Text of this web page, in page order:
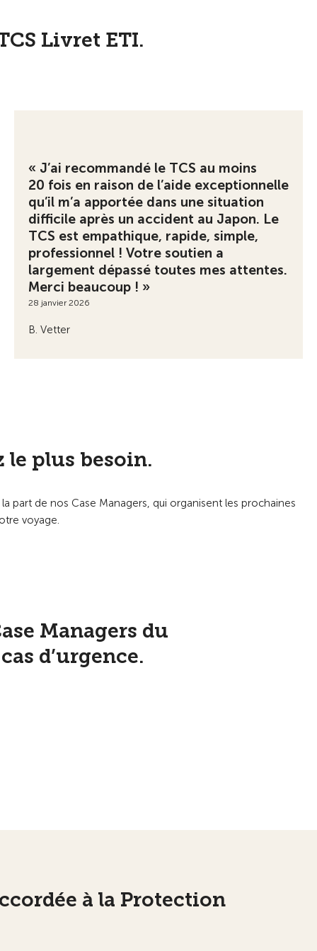
Livret ETI.
« J’ai recommandé le TCS au moins
20 fois en raison de l’aide exceptionnelle
qu’il m’a apportée dans une situation
difficile après un accident au Japon. Le
TCS est empathique, rapide, simple,
professionnel ! Votre soutien a
largement dépassé toutes mes attentes.
Merci beaucoup ! »
28 janvier 2026
B. Vetter
le plus besoin.
part de nos Case Managers, qui organisent les prochaines
voyage.
Managers du
d’urgence.
à la Protection